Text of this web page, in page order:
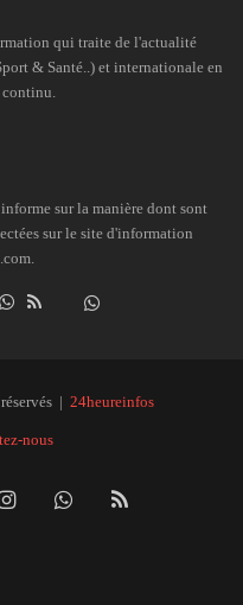
qui traite de l'actualité
& Santé..) et internationale en
sur la manière dont sont
sur le site d'information
InstagramWhatsAppDailymotion
| 24heureinfos
nous
InstagramWhatsApp
RSS